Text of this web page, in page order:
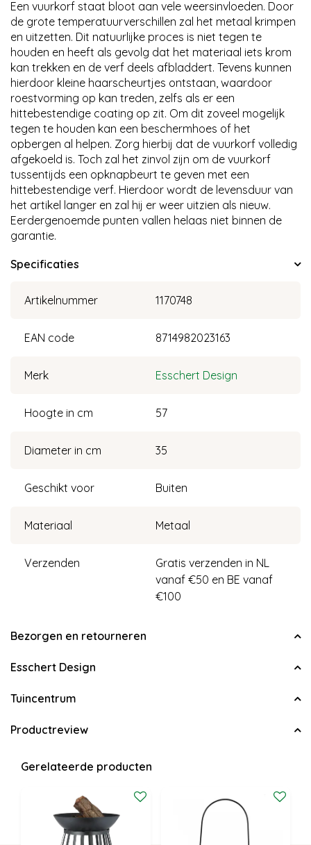
Een vuurkorf staat bloot aan vele weersinvloeden. Door
de grote temperatuurverschillen zal het metaal krimpen
en uitzetten. Dit natuurlijke proces is niet tegen te
houden en heeft als gevolg dat het materiaal iets krom
kan trekken en de verf deels afbladdert. Tevens kunnen
hierdoor kleine haarscheurtjes ontstaan, waardoor
roestvorming op kan treden, zelfs als er een
hittebestendige coating op zit. Om dit zoveel mogelijk
tegen te houden kan een beschermhoes of het
opbergen al helpen. Zorg hierbij dat de vuurkorf volledig
afgekoeld is. Toch zal het zinvol zijn om de vuurkorf
tussentijds een opknapbeurt te geven met een
hittebestendige verf. Hierdoor wordt de levensduur van
het artikel langer en zal hij er weer uitzien als nieuw.
Eerdergenoemde punten vallen helaas niet binnen de
garantie.
Specificaties
Artikelnummer 1170748
EAN code 8714982023163
Merk Esschert Design
Hoogte in cm 57
Diameter in cm 35
Geschikt voor Buiten
Materiaal Metaal
Verzenden
Gratis verzenden in NL
vanaf €50 en BE vanaf
€100
Bezorgen en retourneren
Esschert Design
Tuincentrum
Productreview
Gerelateerde producten